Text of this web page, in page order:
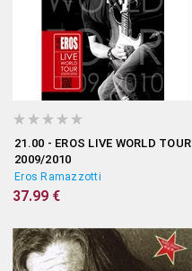
21.00 - EROS LIVE WORLD TOUR
2009/2010
Eros Ramazzotti
37.99 €